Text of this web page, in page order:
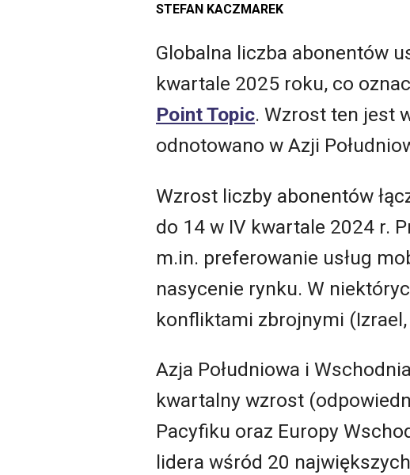
STEFAN KACZMAREK
Globalna liczba abonentów
kwartale 2025 roku, co
Point Topic. Wzrost ten jest
odnotowano w Azji
Wzrost liczby abonentów
do 14 w IV kwartale 2024 r.
m.in. preferowanie usług
nasycenie rynku. W
konfliktami zbrojnymi (Izrael,
Azja Południowa i
kwartalny wzrost
Pacyfiku oraz Europy
lidera wśród 20